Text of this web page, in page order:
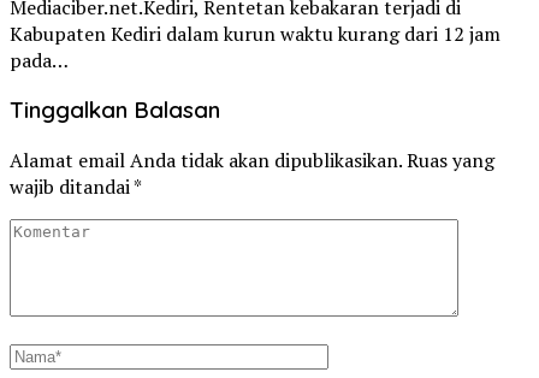
Mediaciber.net.Kediri, Rentetan kebakaran terjadi di
Kabupaten Kediri dalam kurun waktu kurang dari 12 jam
pada…
Tinggalkan Balasan
Alamat email Anda tidak akan dipublikasikan.Ruas yang
wajib ditandai*